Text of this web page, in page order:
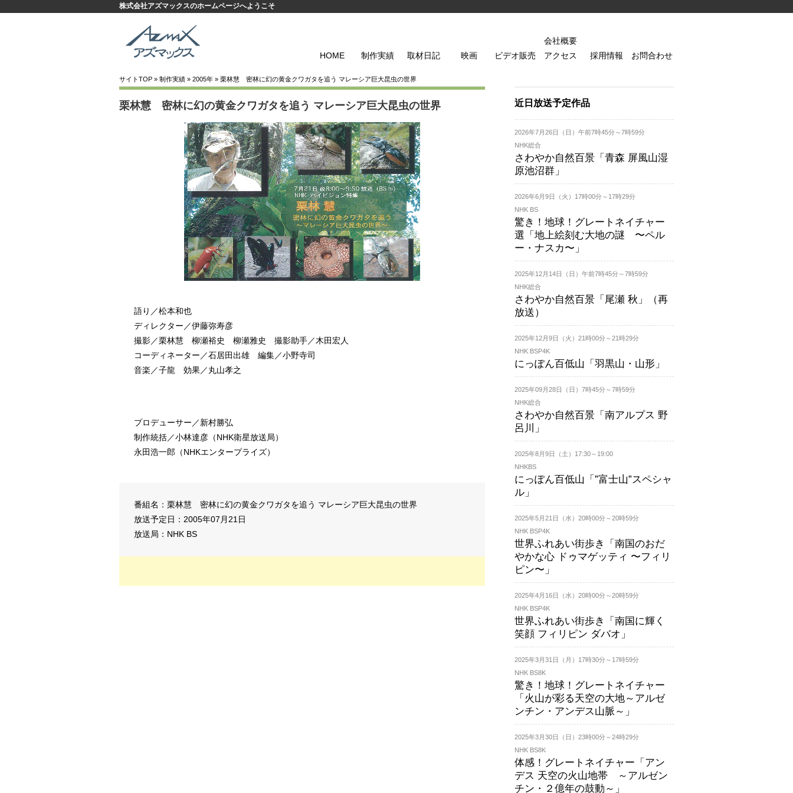
株式会社アズマックスのホームページへようこそ
HOME 制作実績 取材日記 映画 ビデオ販売
会社概要
アクセス
採用情報 お問合わせ
サイトTOP » 制作実績 » 2005年 » 栗林慧 密林に幻の黄金クワガタを追う マレーシア巨大昆虫の世界
栗林慧 密林に幻の黄金クワガタを追う マレーシア巨大昆虫の世界
語り／松本和也
ディレクター／伊藤弥寿彦
撮影／栗林慧 柳瀬裕史 柳瀬雅史 撮影助手／木田宏人
コーディネーター／石居田出雄 編集／小野寺司
音楽／子龍 効果／丸山孝之
プロデューサー／新村勝弘
制作統括／小林達彦（NHK衛星放送局）
永田浩一郎（NHKエンタープライズ）
番組名：栗林慧 密林に幻の黄金クワガタを追う マレーシア巨大昆虫の世界
放送予定日：2005年07月21日
放送局：NHK BS
近日放送予定作品
2026年7月26日（日）午前7時45分～7時59分
NHK総合
さわやか自然百景「青森 屏風山湿
原池沼群」
2026年6月9日（火）17時00分～17時29分
NHK BS
驚き！地球！グレートネイチャー
選「地上絵刻む大地の謎 〜ペル
ー・ナスカ〜」
2025年12月14日（日）午前7時45分～7時59分
NHK総合
さわやか自然百景「尾瀬 秋」（再
放送）
2025年12月9日（火）21時00分～21時29分
NHK BSP4K
にっぽん百低山「羽黒山・山形」
2025年09月28日（日）7時45分～7時59分
NHK総合
さわやか自然百景「南アルプス 野
呂川」
2025年8月9日（土）17:30～19:00
NHKBS
にっぽん百低山「”富士山”スペシャ
ル」
2025年5月21日（水）20時00分～20時59分
NHK BSP4K
世界ふれあい街歩き「南国のおだ
やかな心 ドゥマゲッティ 〜フィリ
ピン〜」
2025年4月16日（水）20時00分～20時59分
NHK BSP4K
世界ふれあい街歩き「南国に輝く
笑顔 フィリピン ダバオ」
2025年3月31日（月）17時30分～17時59分
NHK BS8K
驚き！地球！グレートネイチャー
「火山が彩る天空の大地～アルゼ
ンチン・アンデス山脈～」
2025年3月30日（日）23時00分～24時29分
NHK BS8K
体感！グレートネイチャー「アン
デス 天空の火山地帯 ～アルゼン
チン・２億年の鼓動～」